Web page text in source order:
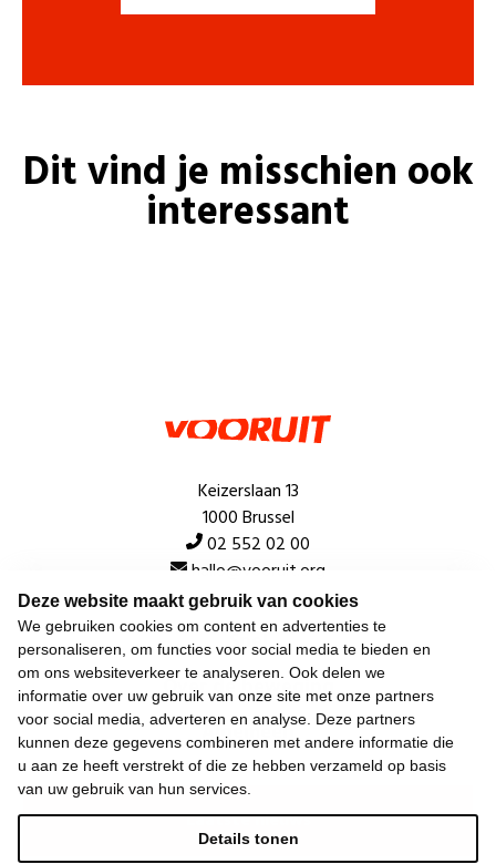
Deze website maakt gebruik van cookies
We gebruiken cookies om content en advertenties te
personaliseren, om functies voor social media te bieden en
om ons websiteverkeer te analyseren. Ook delen we
informatie over uw gebruik van onze site met onze partners
voor social media, adverteren en analyse. Deze partners
kunnen deze gegevens combineren met andere informatie die
u aan ze heeft verstrekt of die ze hebben verzameld op basis
van uw gebruik van hun services.
Details tonen
Dit vind je misschien ook
interessant
Keizerslaan 13
1000 Brussel
02 552 02 00
hallo@vooruit.org
Snel
Over de beweging
Algemeen
Laatste nieuws